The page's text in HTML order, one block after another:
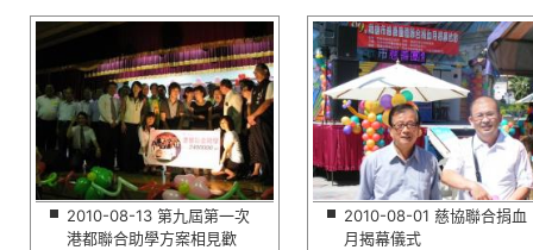
2010-08-13 第九屆第一次
港都聯合助學方案相見歡
2010-08-01 慈協聯合捐血
月揭幕儀式